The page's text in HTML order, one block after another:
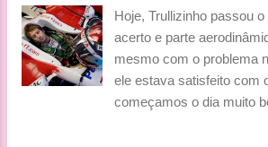
e Anthony Davidson
na pista e completavam
necessário de voltas para
usado pela "matriz" no
Hoje, Trullizinho passou
acerto e parte
mesmo com o problema
ele estava satisfeito com
começamos o dia muito